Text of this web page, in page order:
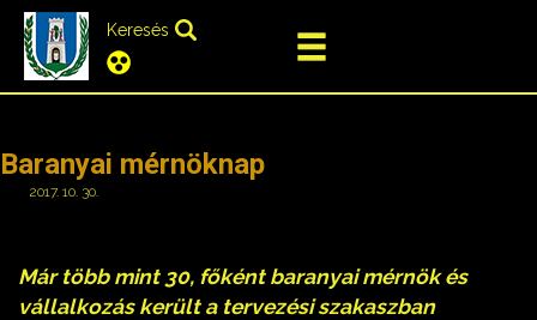
Keresés
Baranyai mérnöknap
2017. 10. 30.
Már több mint 30, főként baranyai mérnök és
vállalkozás került a tervezési szakaszban